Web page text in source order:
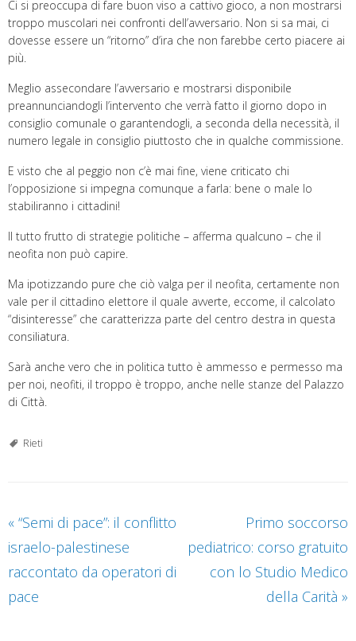
Ci si preoccupa di fare buon viso a cattivo gioco, a non mostrarsi
troppo muscolari nei confronti dell’avversario. Non si sa mai, ci
dovesse essere un “ritorno” d’ira che non farebbe certo piacere ai
più.
Meglio assecondare l’avversario e mostrarsi disponibile
preannunciandogli l’intervento che verrà fatto il giorno dopo in
consiglio comunale o garantendogli, a seconda della necessità, il
numero legale in consiglio piuttosto che in qualche commissione.
E visto che al peggio non c’è mai fine, viene criticato chi
l’opposizione si impegna comunque a farla: bene o male lo
stabiliranno i cittadini!
Il tutto frutto di strategie politiche – afferma qualcuno – che il
neofita non può capire.
Ma ipotizzando pure che ciò valga per il neofita, certamente non
vale per il cittadino elettore il quale avverte, eccome, il calcolato
“disinteresse” che caratterizza parte del centro destra in questa
consiliatura.
Sarà anche vero che in politica tutto è ammesso e permesso ma
per noi, neofiti, il troppo è troppo, anche nelle stanze del Palazzo
di Città.
Rieti
« “Semi di pace”: il conflitto
israelo-palestinese
raccontato da operatori di
pace
Primo soccorso
pediatrico: corso gratuito
con lo Studio Medico
della Carità »